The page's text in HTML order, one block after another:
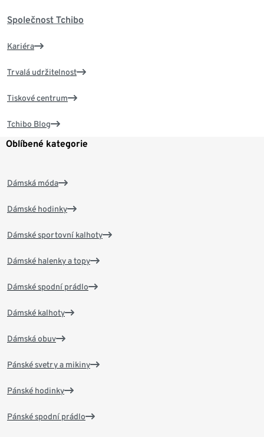
Společnost Tchibo
Kariéra
Trvalá udržitelnost
Tiskové centrum
Tchibo Blog
Oblíbené kategorie
Dámská móda
Dámské hodinky
Dámské sportovní kalhoty
Dámské halenky a topy
Dámské spodní prádlo
Dámské kalhoty
Dámská obuv
Pánské svetry a mikiny
Pánské hodinky
Pánské spodní prádlo